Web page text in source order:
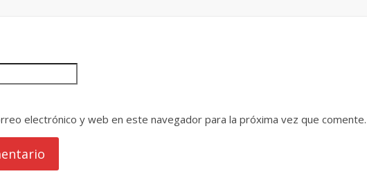
electrónico y web en este navegador para la próxima vez que comente.